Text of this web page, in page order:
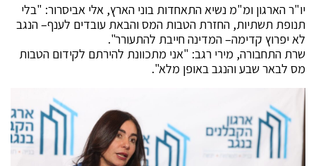
יו"ר הארגון ומ"מ נשיא התאחדות בוני הארץ, אלי אביסרור: "בלי
תנופת תשתיות, החזרת הטבות המס והבאת עובדים לענף– הנגב
לא יפרוץ קדימה– המדינה חייבת להתעורר".
שרת התחבורה, מירי רגב: "אני מתכוונת להירתם לקידום הטבות
מס לבאר שבע והנגב באופן מלא".